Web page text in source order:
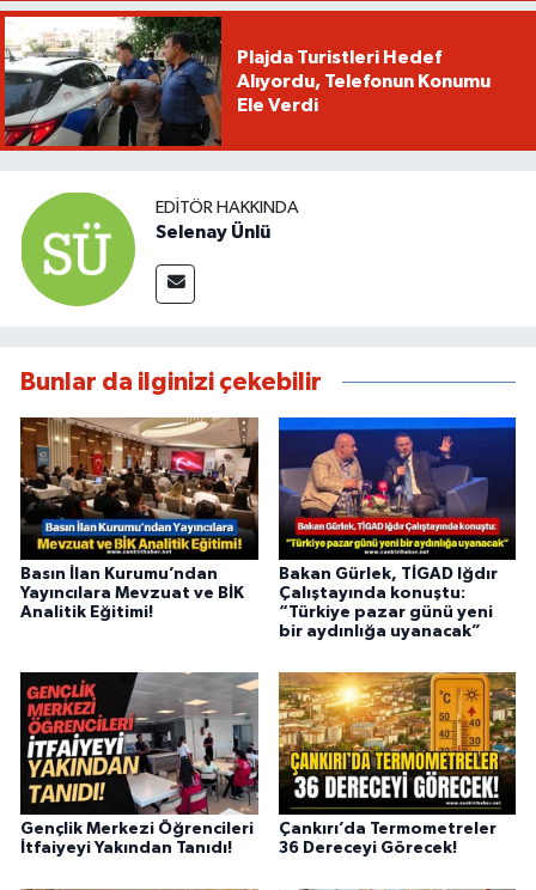
Plajda Turistleri Hedef
Alıyordu, Telefonun Konumu
Ele Verdi
EDITÖR HAKKINDA
Selenay Ünlü
Bunlar da ilginizi çekebilir
Basın İlan Kurumu’ndan
Yayıncılara Mevzuat ve BİK
Analitik Eğitimi!
Bakan Gürlek, TİGAD Iğdır
Çalıştayında konuştu:
“Türkiye pazar günü yeni
bir aydınlığa uyanacak”
Gençlik Merkezi Öğrencileri
İtfaiyeyi Yakından Tanıdı!
Çankırı’da Termometreler
36 Dereceyi Görecek!